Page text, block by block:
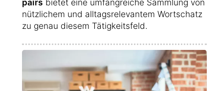
pairs bietet eine umfangreiche Sammlung von
nützlichem und alltagsrelevantem Wortschatz
zu genau diesem Tätigkeitsfeld.